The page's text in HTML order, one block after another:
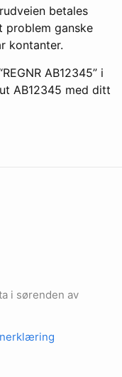
betales
ganske
kontanter.
AB12345” i
AB12345 med ditt
i sørenden av